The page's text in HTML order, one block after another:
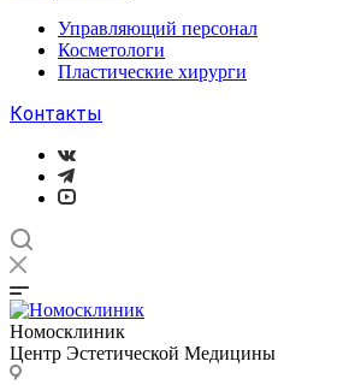
Управляющий персонал
Косметологи
Пластические хирурги
Контакты
Номосклиник
Центр Эстетической Медицины